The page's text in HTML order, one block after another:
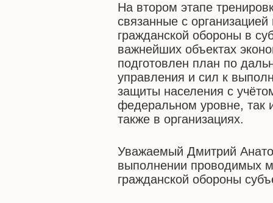
На втором этапе
связанные с
гражданской обороны в
важнейших объектах
подготовлен план по
управления и сил к
защиты населения с
федеральном уровне, так
также в организациях.
Уважаемый Дмитрий
выполнении проводимых
гражданской обороны